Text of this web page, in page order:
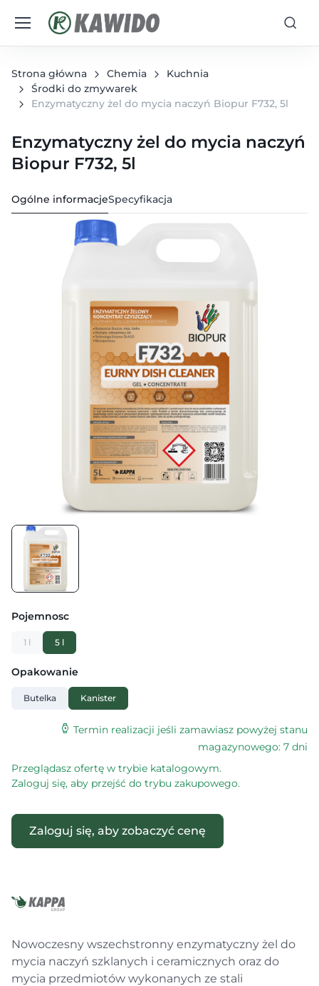
Strona główna Chemia
Kuchnia
Środki do zmywarek
Enzymatyczny żel do mycia naczyń Biopur F732, 5l
Enzymatyczny żel do mycia naczyń
Biopur F732, 5l
Ogólne informacjeSpecyfikacja
Pojemnosc
1 l 5 l
Opakowanie
Butelka Kanister
Termin realizacji jeśli zamawiasz powyżej stanu
magazynowego: 7 dni
Przeglądasz ofertę w trybie katalogowym.
Zaloguj się, aby przejść do trybu zakupowego.
Zaloguj się, aby zobaczyć cenę
Nowoczesny wszechstronny enzymatyczny żel do
mycia naczyń szklanych i ceramicznych oraz do
mycia przedmiotów wykonanych ze stali